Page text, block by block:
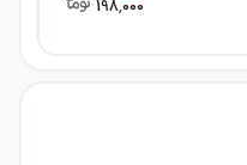
198,000